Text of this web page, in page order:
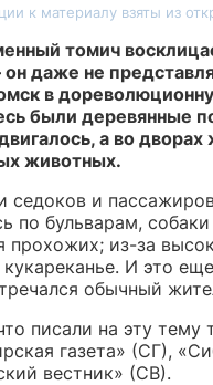
к материалу взяты из
томич
даже не
в
были деревянные
а во
животных.
седоков и
по бульварам,
прохожих; из-за
кукареканье. И это
обычный
писали на эту
газета» (СГ),
вестник» (СВ).